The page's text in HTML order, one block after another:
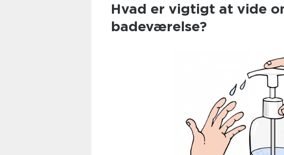
Hvad er vigtigt at vide
badeværelse?